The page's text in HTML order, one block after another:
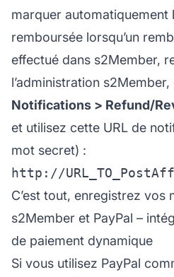
marquer
remboursée lorsqu’un
effectué dans s2Member,
l’administration s2Member,
Notifications > Refund/
et utilisez cette URL de
mot secret) :
C’est tout, enregistrez vos
s2Member et PayPal –
de paiement dynamique
Si vous utilisez PayPal